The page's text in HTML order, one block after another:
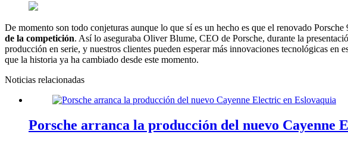
De momento son todo conjeturas aunque lo que sí es un hecho es que el renovado
de la competición. Así lo aseguraba Oliver Blume, CEO de Porsche, durante la
producción en serie, y nuestros clientes pueden esperar más innovaciones tecnológicas en
que la historia ya ha cambiado desde este momento.
Noticias relacionadas
Porsche arranca la producción del nuevo Cayenne